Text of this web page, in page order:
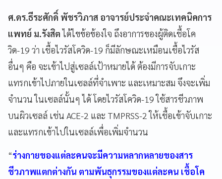
ศ.ดร.ธีระศักดิ์ พัชรวิภาส อาจารย์ประจำคณะเทคนิคการ
แพทย์ ม.รังสิตได้ไขข้อข้องใจ ถึงอาการของผู้ติดเชื้อโค
วิด-19 ว่า เชื้อไวรัสโควิด-19 ก็มีลักษณะเหมือนเชื้อไวรัส
อื่นๆ คือ จะเข้าไปสู่เซลล์เป้าหมายได้ ต้องมีการจับเกาะ
แทรกเข้าไปภายในเซลล์ที่จำเพาะ และเหมาะสม จึงจะเพิ่ม
จำนวน ในเซลล์นั้นๆ ได้ โดยไวรัสโควิด-19 ใช้สารชีวภาพ
บนผิวเซลล์ เช่น ACE-2 และ TMPRSS-2 ให้เชื้อเข้าจับเกาะ
และแทรกเข้าไปในเซลล์เพื่อเพิ่มจำนวน
“ร่างกายของแต่ละคนจะมีความหลากหลายของสาร
ชีวภาพแตกต่างกัน ตามพันธุกรรมของแต่ละคน เชื้อโค